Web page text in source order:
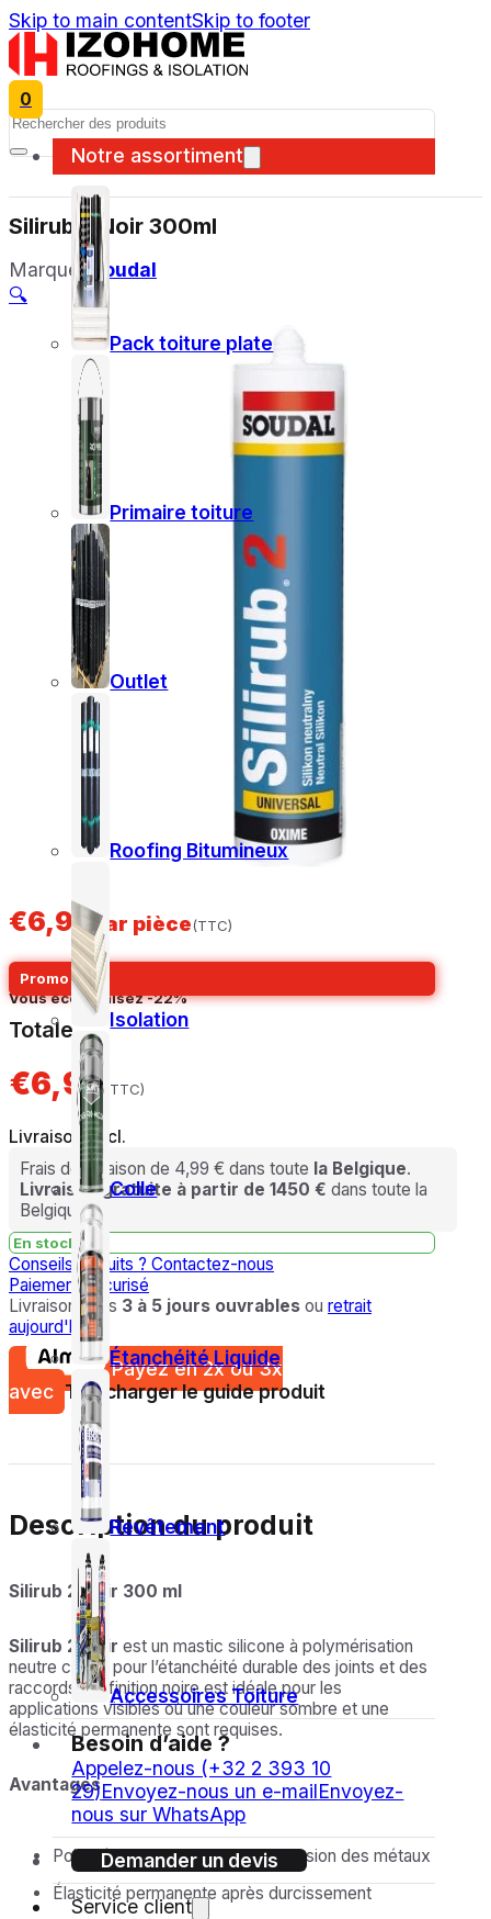
Skip to main contentSkip to footer
0
Notre assortiment
Pack toiture plate
Primaire toiture
Outlet
Roofing Bitumineux
Isolation
Colle
Étanchéité Liquide
Revêtement
Accessoires Toiture
Besoin d’aide ?
Appelez-nous (+32 2 393 10
29)Envoyez-nous un e-mailEnvoyez-
nous sur WhatsApp
Demander un devis
Service client
Search
Silirub 2 Noir 300ml
Marque:Soudal
🔍
€6,99 par pièce(TTC)
Promo
En général:€8,99
Vous économisez-22%
Totale
€6,99 (TTC)
Livraison excl.
Frais de livraison de 4,99 € dans toute la Belgique.
Livraison gratuite à partir de 1450 € dans toute la
Belgique.
En stock
Conseils gratuits ? Contactez-nous
Paiement sécurisé
Livraison sous 3 à 5 jours ouvrables ou retrait
aujourd'hui
Payez en 2x ou 3x
avec Télécharger le guide produit
Description du produit
Silirub 2 Noir 300 ml
Silirub 2 Noir est un mastic silicone à polymérisation
neutre conçu pour l’étanchéité durable des joints et des
raccords. Sa finition noire est idéale pour les
applications visibles où une couleur sombre et une
élasticité permanente sont requises.
Avantages
Polymérisation neutre, sans corrosion des métaux
Élasticité permanente après durcissement